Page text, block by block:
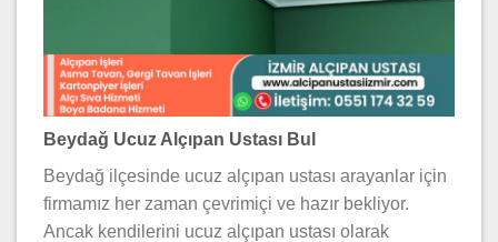
Beydağ Ucuz Alçıpan Ustası Bul
Beydağ ilçesinde ucuz alçıpan ustası arayanlar için
firmamız her zaman çevrimiçi ve hazır bekliyor.
Ancak kendilerini ucuz alçıpan ustası olarak